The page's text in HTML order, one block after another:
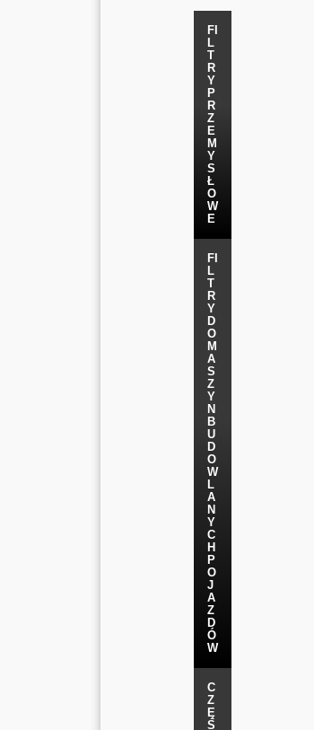
FI
L
T
R
Y
P
R
Z
E
M
Y
S
Ł
O
W
E
FI
L
T
R
Y
D
O
M
A
S
Z
Y
N
B
U
D
O
W
L
A
N
Y
C
H
P
O
J
A
Z
D
Ó
W
C
Z
Ę
Ś